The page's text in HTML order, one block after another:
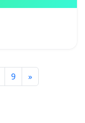
9 »